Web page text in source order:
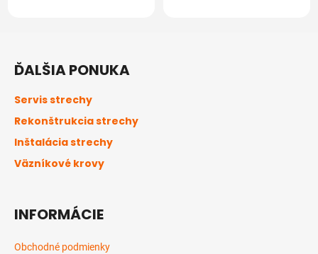
ĎALŠIA PONUKA
Servis strechy
Rekonštrukcia strechy
Inštalácia strechy
Väzníkové krovy
INFORMÁCIE
Obchodné podmienky